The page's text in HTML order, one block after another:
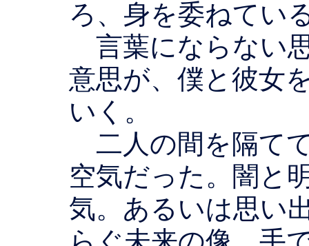
ろ、身を委ねてい
言葉にならない
意思が、僕と彼女
いく。
二人の間を隔て
空気だった。闇と
気。あるいは思い